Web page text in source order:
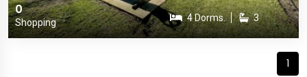
0
Shopping 4 Dorms. 3
1